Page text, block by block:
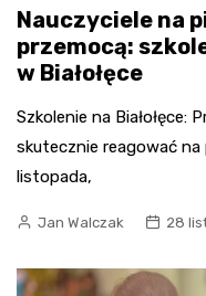
Nauczyciele na
przemocą:
w Białołęce
Szkolenie na Białołęce:
skutecznie reagować
listopada,
Jan Walczak 28